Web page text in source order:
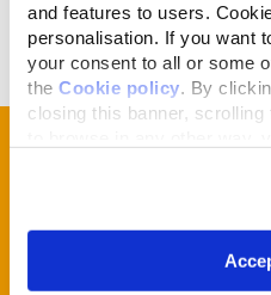
and features to users.
personalisation. If you want
your consent to all or some
the Cookie policy . By
closing this banner,
a)
Economy
La REcommunity è rivolta
contempo la Community dei